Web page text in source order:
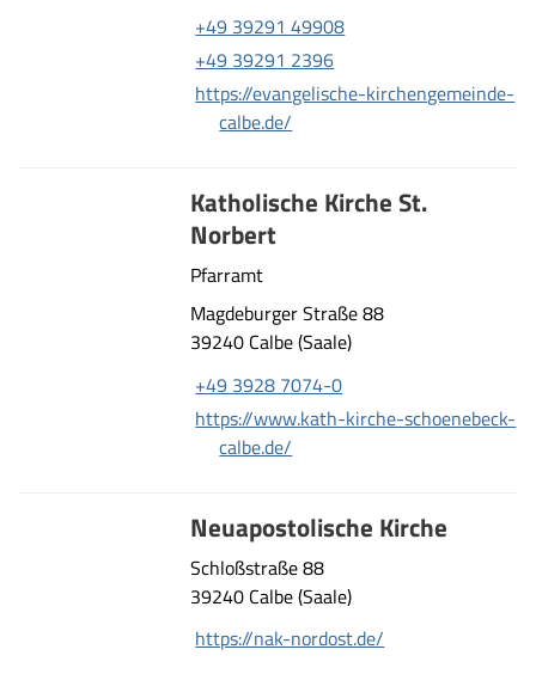
+49 39291 49908
+49 39291 2396
https://evangelische-kirchengemeinde-
calbe.de/
Katholische Kirche St.
Norbert
Pfarramt
Magdeburger Straße 88
39240 Calbe (Saale)
+49 3928 7074-0
https://www.kath-kirche-schoenebeck-
calbe.de/
Neuapostolische Kirche
Schloßstraße 88
39240 Calbe (Saale)
https://nak-nordost.de/